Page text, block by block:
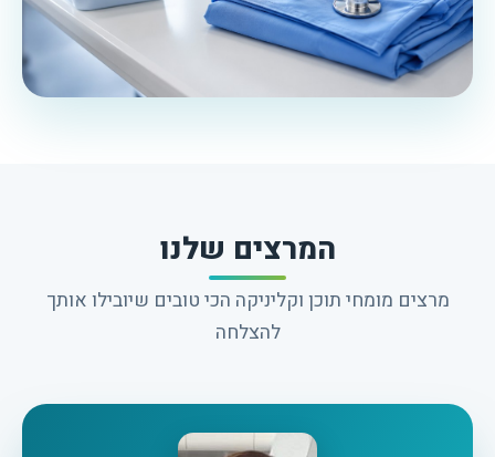
המרצים שלנו
מרצים מומחי תוכן וקליניקה הכי טובים שיובילו אותך
להצלחה